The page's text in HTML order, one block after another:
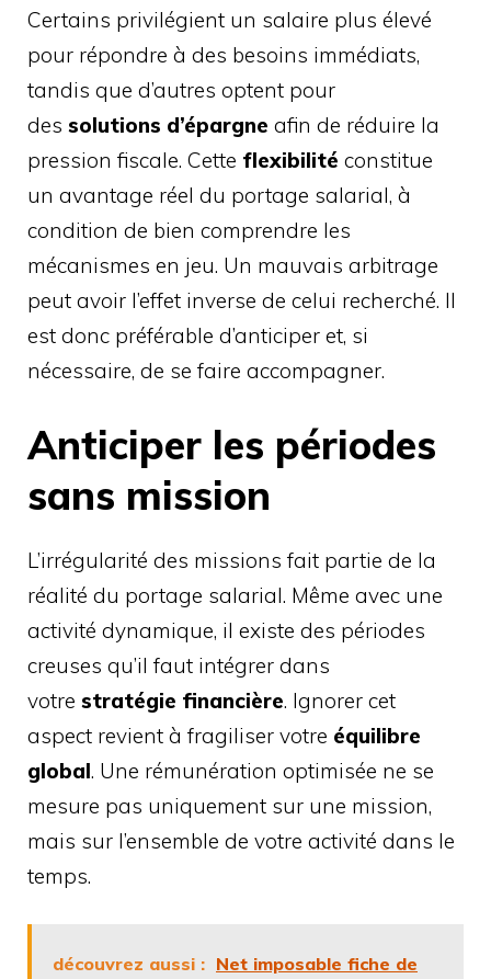
Certains privilégient un salaire plus élevé
pour répondre à des besoins immédiats,
tandis que d’autres optent pour
des solutions d’épargne afin de réduire la
pression fiscale. Cette flexibilité constitue
un avantage réel du portage salarial, à
condition de bien comprendre les
mécanismes en jeu. Un mauvais arbitrage
peut avoir l’effet inverse de celui recherché. Il
est donc préférable d’anticiper et, si
nécessaire, de se faire accompagner.
Anticiper les périodes
sans mission
L’irrégularité des missions fait partie de la
réalité du portage salarial. Même avec une
activité dynamique, il existe des périodes
creuses qu’il faut intégrer dans
votre stratégie financière. Ignorer cet
aspect revient à fragiliser votre équilibre
global. Une rémunération optimisée ne se
mesure pas uniquement sur une mission,
mais sur l’ensemble de votre activité dans le
temps.
découvrez aussi : Net imposable fiche de